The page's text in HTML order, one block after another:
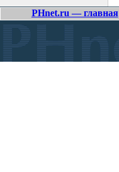
PHnet.ru — главная